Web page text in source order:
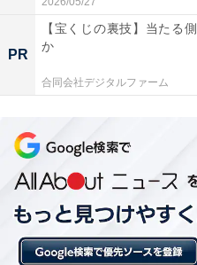
第1位：東京大学（150票
第1位は「東京大学」でし
歴史を持つ国立大学で、リ
れています。卒業生は豊か
PR
【宝くじの裏技】当たる
か
合同会社デジタルファーム